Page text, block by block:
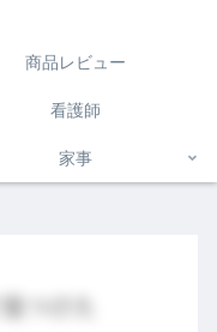
商品レビュー
看護師
家事